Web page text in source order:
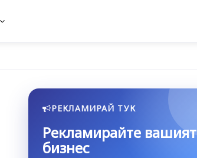
РЕКЛАМИРАЙ ТУК
Рекламирайте вашият
бизнес